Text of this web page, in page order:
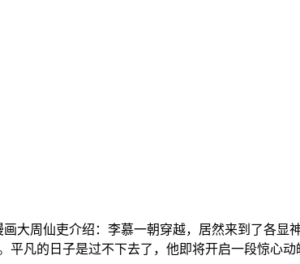
大周仙吏介绍：李慕一朝穿越，居然来到了各显
凡的日子是过不下去了，他即将开启一段惊心